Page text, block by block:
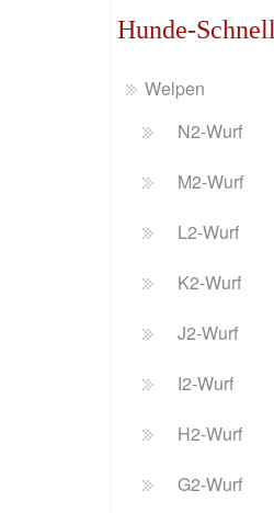
Hunde-
Welpen
N2-Wurf
M2-Wurf
L2-Wurf
K2-Wurf
J2-Wurf
I2-Wurf
H2-Wurf
G2-Wurf